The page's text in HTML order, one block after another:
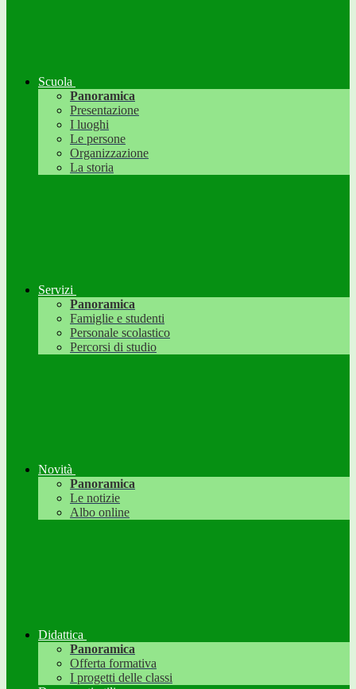
Scuola
Panoramica
Presentazione
I luoghi
Le persone
Organizzazione
La storia
Servizi
Panoramica
Famiglie e studenti
Personale scolastico
Percorsi di studio
Novità
Panoramica
Le notizie
Albo online
Didattica
Panoramica
Offerta formativa
I progetti delle classi